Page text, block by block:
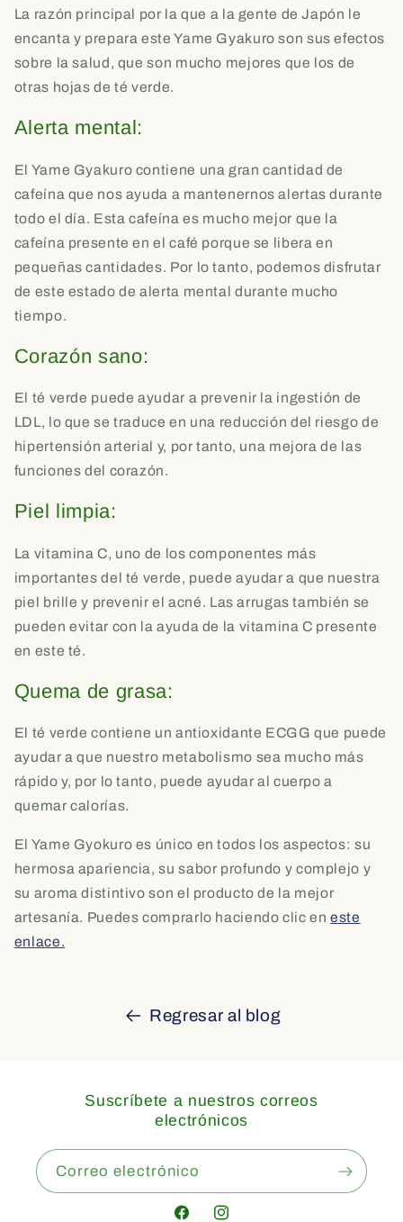
La razón principal por la que a la gente de Japón le
encanta y prepara este Yame Gyakuro son sus efectos
sobre la salud, que son mucho mejores que los de
otras hojas de té verde.
Alerta mental:
El Yame Gyakuro contiene una gran cantidad de
cafeína que nos ayuda a mantenernos alertas durante
todo el día. Esta cafeína es mucho mejor que la
cafeína presente en el café porque se libera en
pequeñas cantidades. Por lo tanto, podemos disfrutar
de este estado de alerta mental durante mucho
tiempo.
Corazón sano:
El té verde puede ayudar a prevenir la ingestión de
LDL, lo que se traduce en una reducción del riesgo de
hipertensión arterial y, por tanto, una mejora de las
funciones del corazón.
Piel limpia:
La vitamina C, uno de los componentes más
importantes del té verde, puede ayudar a que nuestra
piel brille y prevenir el acné. Las arrugas también se
pueden evitar con la ayuda de la vitamina C presente
en este té.
Quema de grasa:
El té verde contiene un antioxidante ECGG que puede
ayudar a que nuestro metabolismo sea mucho más
rápido y, por lo tanto, puede ayudar al cuerpo a
quemar calorías.
El Yame Gyokuro es único en todos los aspectos: su
hermosa apariencia, su sabor profundo y complejo y
su aroma distintivo son el producto de la mejor
artesanía. Puedes comprarlo haciendo clic eneste
enlace.
Regresar al blog
Suscríbete a nuestros correos
electrónicos
Correo electrónico